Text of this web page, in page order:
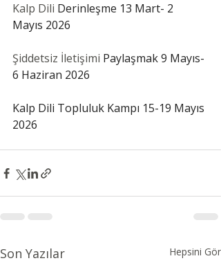
Kalp Dili Derinleşme 13 Mart- 2
Mayıs 2026
Şiddetsiz İletişimi Paylaşmak 9 Mayıs-
6 Haziran 2026
Kalp Dili Topluluk Kampı 15-19 Mayıs
2026
Son Yazılar Hepsini Gör